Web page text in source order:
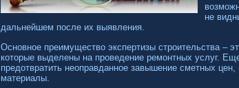
не
дальнейшем после их выявления.
Основное преимущество экспертизы строительства –
которые выделены на проведение ремонтных услуг.
предотвратить неоправданное завышение сметных
материалы.